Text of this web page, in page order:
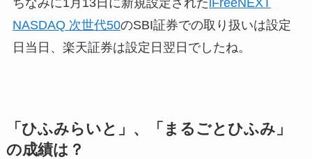
NASDAQ 次世代50のSBI証券での取り扱いは設定
日当日、楽天証券は設定日翌日でしたね。
「ひふみらいと」、「まるごとひふみ」
の成績は？